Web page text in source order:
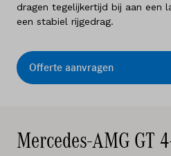
dragen tegelijkertijd bij aan een
een stabiel rijgedrag.
Offerte aanvragen
Mercedes-AMG GT